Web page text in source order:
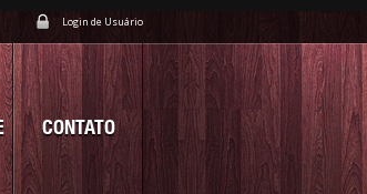
Login de Usuário
CONTATO